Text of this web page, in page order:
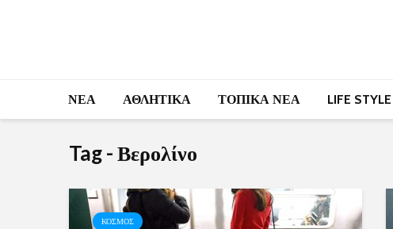
ΝΕΑ ΑΘΛΗΤΙΚΑ ΤΟΠΙΚΑ ΝΕΑ LIFE STYLE
Tag - Βερολίνο
ΚΟΣΜΟΣ